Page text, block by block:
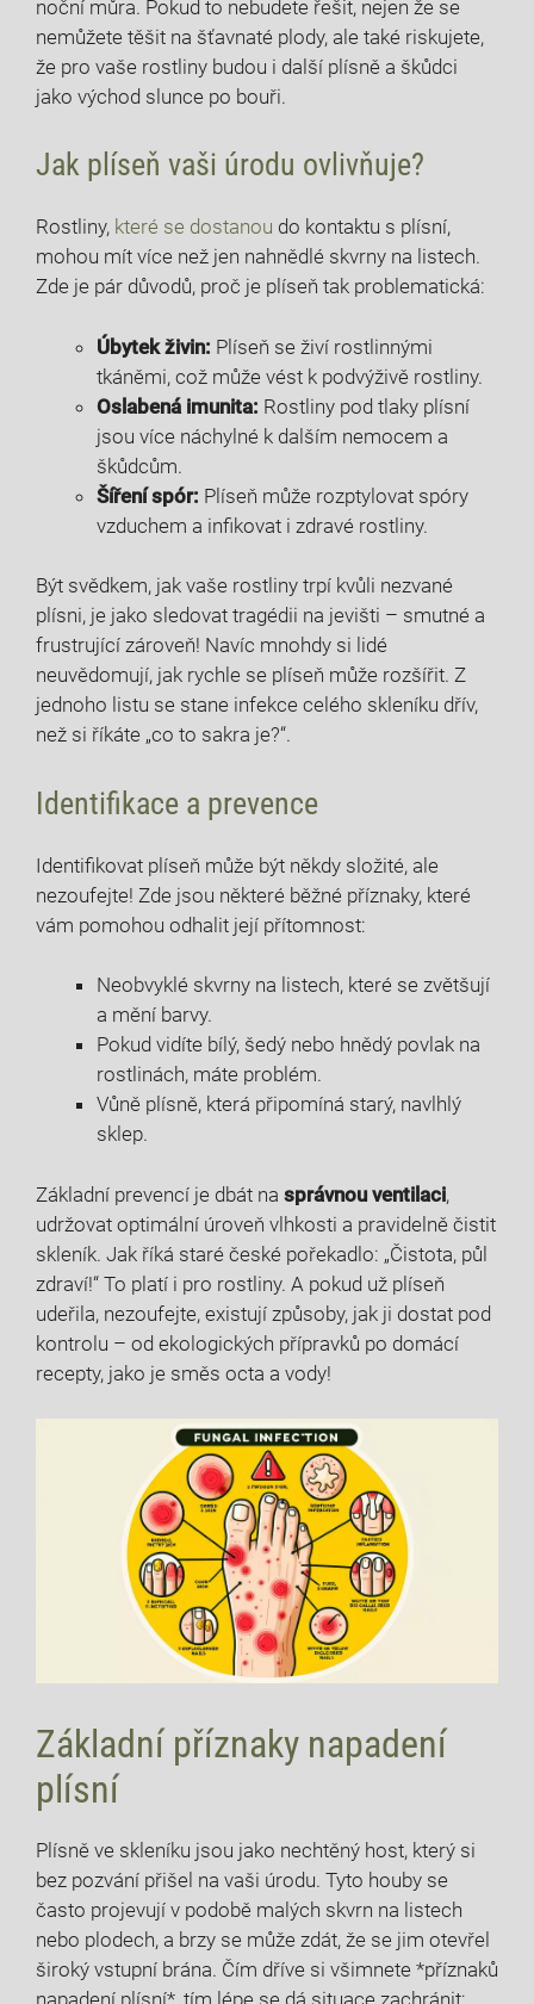
noční můra. Pokud to nebudete řešit, nejen že se
nemůžete těšit na ⁣šťavnaté plody, ale také riskujete,
že ‌pro vaše rostliny budou i další⁣ plísně a škůdci
jako východ ⁤slunce po bouři.
Jak ⁢plíseň vaši úrodu ovlivňuje?
Rostliny, ​ které se dostanou do kontaktu s plísní,
mohou mít více než jen nahnědlé skvrny na listech.‍
Zde je pár důvodů, proč je⁤ plíseň tak problematická:
Úbytek živin: ‌Plíseň​ se živí rostlinnými
tkáněmi, což může vést k podvýživě ⁢rostliny.
Oslabená⁢ imunita: Rostliny pod tlaky plísní
jsou více náchylné k dalším nemocem a
škůdcům.
Šíření​ spór: Plíseň může rozptylovat spóry
vzduchem‍ a infikovat i zdravé ⁤rostliny.
Být svědkem, jak‌ vaše rostliny trpí kvůli nezvané
plísni, je jako sledovat tragédii na jevišti – smutné‌ a
frustrující zároveň! Navíc mnohdy si lidé
neuvědomují, jak rychle se plíseň může rozšířit. Z
jednoho listu se stane infekce celého skleníku dřív,
než​ si říkáte „co to sakra je?“.
Identifikace a prevence
Identifikovat plíseň může být někdy složité, ale
nezoufejte! Zde jsou některé běžné příznaky, které
vám pomohou odhalit její přítomnost:
Neobvyklé skvrny na listech, které se zvětšují
a mění⁣ barvy.
Pokud vidíte bílý, šedý nebo hnědý povlak na
rostlinách, máte problém.
Vůně plísně,⁢ která připomíná starý, navlhlý
sklep.
Základní prevencí je dbát na správnou ventilaci,
udržovat optimální úroveň vlhkosti a pravidelně čistit
skleník. Jak říká staré české⁤ pořekadlo: „Čistota, půl
zdraví!“ To platí i ‍pro rostliny. A pokud⁢ už plíseň
udeřila, nezoufejte, existují‌ způsoby, jak ⁢ji ⁤dostat pod
kontrolu – od ekologických přípravků po⁣ domácí
recepty, jako je směs octa a vody!
Základní příznaky napadení
plísní
Plísně ve skleníku jsou jako nechtěný host, který si
bez pozvání přišel na vaši úrodu. Tyto houby se
často projevují v podobě malých skvrn ‌na listech
nebo plodech, a brzy se může zdát, že se jim otevřel
široký vstupní brána. Čím dříve si všimnete *příznaků